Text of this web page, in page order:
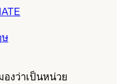
ษ
องว่าเป็นหน่วย